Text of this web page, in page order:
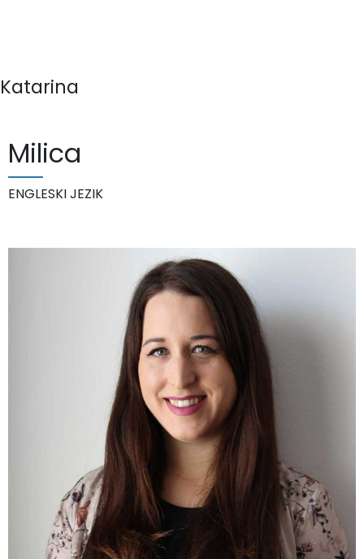
Katarina
Milica
ENGLESKI JEZIK